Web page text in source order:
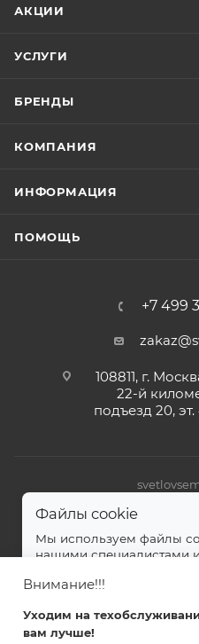
АКЦИИ
УСЛУГИ
БРЕНДЫ
КОМПАНИЯ
ИНФОРМАЦИЯ
ПОМОЩЬ
+7 499
108811, г.
22-й
подъезд 20,
Внимание!!!
Уходим на
вам лучше!
Файлы cookie
Мы используем файлы
нашими специалистами